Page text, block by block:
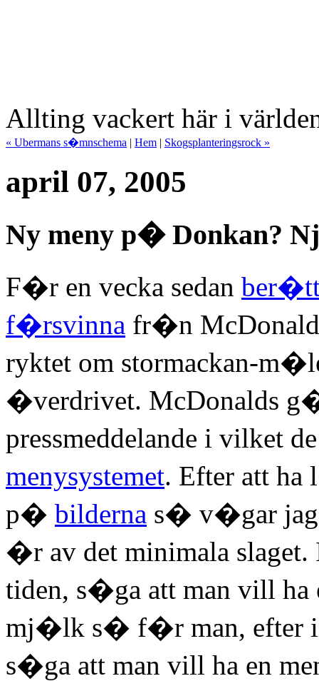
Allting vackert här i
« Ubermans s�mnschema | Hem | Skogsplanteringsrock »
april 07, 2005
Ny meny p� Donkan?
F�r en vecka sedan
f�rsvinna fr�n
ryktet om stormackan-
�verdrivet. McDonalds
pressmeddelande i vilket
menysystemet. Efter att ha
p� bilderna s� v�gar
�r av det minimala
tiden, s�ga att man vill ha
mj�lk s� f�r man, efter
s�ga att man vill ha en